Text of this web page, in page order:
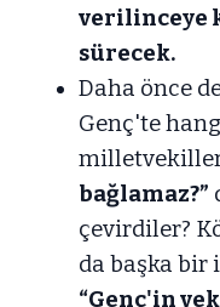
verilinceye
sürecek.
Daha önce
Genç'te
bağlamaz?”
çevirdiler?
da başka bir
“Genç'in